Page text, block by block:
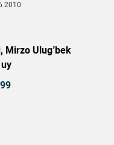
Mirzo Ulug’bek